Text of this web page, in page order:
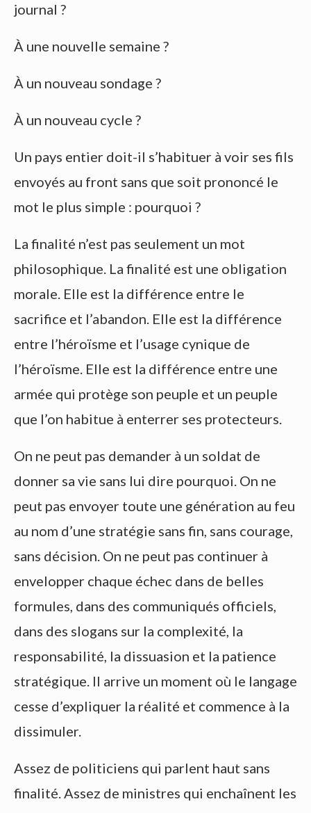
journal ?
À une nouvelle semaine ?
À un nouveau sondage ?
À un nouveau cycle ?
Un pays entier doit-il s’habituer à voir ses fils
envoyés au front sans que soit prononcé le
mot le plus simple : pourquoi ?
La finalité n’est pas seulement un mot
philosophique. La finalité est une obligation
morale. Elle est la différence entre le
sacrifice et l’abandon. Elle est la différence
entre l’héroïsme et l’usage cynique de
l’héroïsme. Elle est la différence entre une
armée qui protège son peuple et un peuple
que l’on habitue à enterrer ses protecteurs.
On ne peut pas demander à un soldat de
donner sa vie sans lui dire pourquoi. On ne
peut pas envoyer toute une génération au feu
au nom d’une stratégie sans fin, sans courage,
sans décision. On ne peut pas continuer à
envelopper chaque échec dans de belles
formules, dans des communiqués officiels,
dans des slogans sur la complexité, la
responsabilité, la dissuasion et la patience
stratégique. Il arrive un moment où le langage
cesse d’expliquer la réalité et commence à la
dissimuler.
Assez de politiciens qui parlent haut sans
finalité. Assez de ministres qui enchaînent les